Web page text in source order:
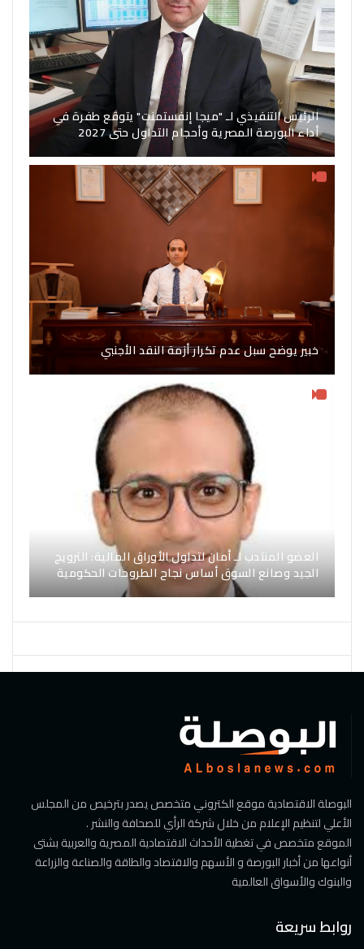
الرئيس التنفيذي لـ "ميجا إنفستمنت" يتوقع طفرة في
أداء البورصة المصرية وأحجام التداول حتى 2027
خبير يوضح سبل عدم تكرار أزمة النقد الأجنبي
العضو المنتدب لـ أمان لتداول الأوراق المالية: الترويج
الجيد وصانع السوق أساس نجاح الطروحات الحكومية
البوصلة الاقتصادية موقع الكتروني متخصص يصدر بترخيص من المجلس
الأعلي لتنظيم الإعلام من خلال شركة الرأي للصحافة والنشر .
الموقع متخصص في تغطية الأحداث الاقتصادية المصرية والعربية بشتى
أنواعها من أخبار البورصة و الأسهم والاقتصاد والطاقة والصناعة والزراعة
والبنوك والأسواق العالمية
روابط سريعة